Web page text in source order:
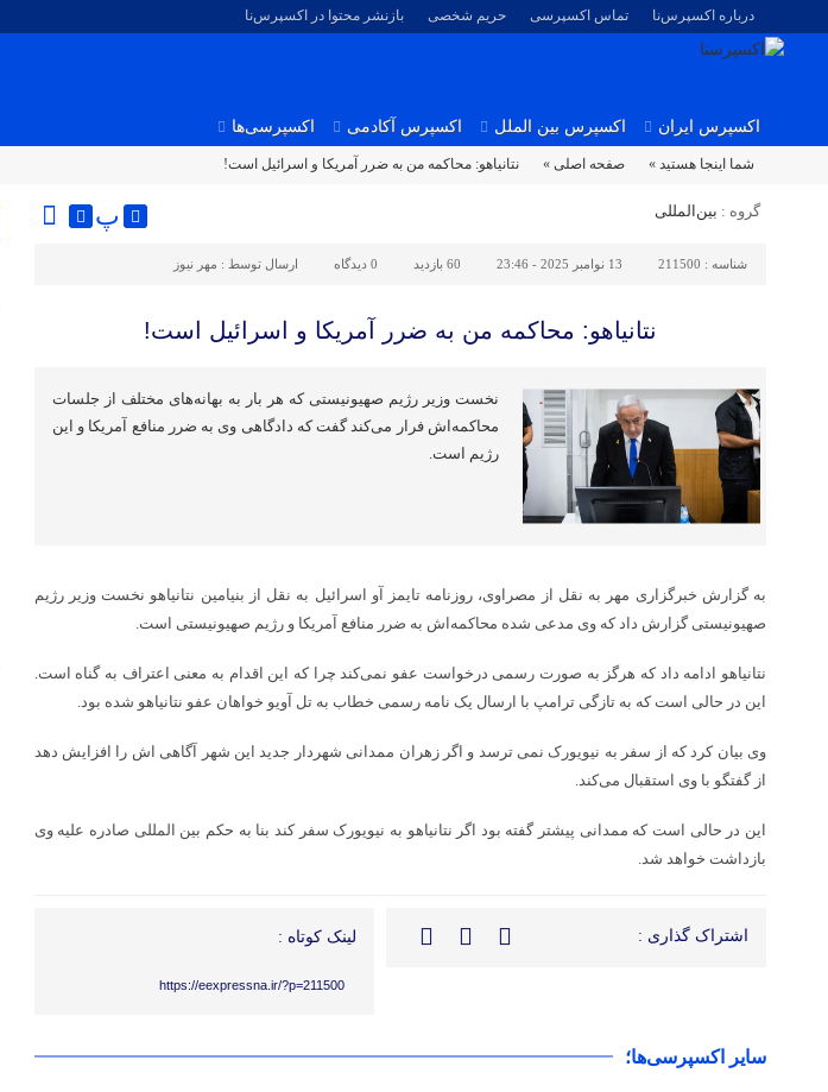
درباره اکسپرس‌نا تماس اکسپرسی حریم شخصی بازنشر محتوا در اکسپرس‌نا
اکسپرس ایران اکسپرس بین الملل اکسپرس آکادمی اکسپرسی‌ها
شما اینجا هستید » صفحه اصلی » نتانیاهو: محاکمه من به ضرر آمریکا و اسرائیل است!
گروه : بین‌المللی پ
شناسه : 211500 13 نوامبر 2025 - 23:46 60 بازدید 0 دیدگاه ارسال توسط : مهر نیوز
نتانیاهو: محاکمه من به ضرر آمریکا و اسرائیل است!
نخست وزیر رژیم صهیونیستی که هر بار به بهانه‌های مختلف از جلسات
محاکمه‌اش فرار می‌کند گفت که دادگاهی وی به ضرر منافع آمریکا و این
رژیم است.
به گزارش خبرگزاری مهر به نقل از مصراوی، روزنامه تایمز آو اسرائیل به نقل از بنیامین نتانیاهو نخست وزیر رژیم
صهیونیستی گزارش داد که وی مدعی شده محاکمه‌اش به ضرر منافع آمریکا و رژیم صهیونیستی است.
نتانیاهو ادامه داد که هرگز به صورت رسمی درخواست عفو نمی‌کند چرا که این اقدام به معنی اعتراف به گناه است.
این در حالی است که به تازگی ترامپ با ارسال یک نامه رسمی خطاب به تل آویو خواهان عفو نتانیاهو شده بود.
وی بیان کرد که از سفر به نیویورک نمی ترسد و اگرزهران ممدانی شهردار جدید این شهر آگاهی اش را افزایش دهد
از گفتگو با وی استقبال می‌کند.
این در حالی است که ممدانی پیشتر گفته بود اگر نتانیاهو به نیویورک سفر کند بنا به حکم بین المللی صادره علیه وی
بازداشت خواهد شد.
اشتراک گذاری : لینک کوتاه :
https://eexpressna.ir/?p=211500
سایر اکسپرسی‌ها؛